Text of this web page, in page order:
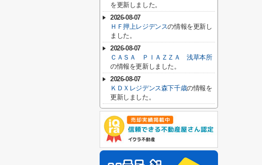
を更新しました。
2026-08-07
ＨＦ押上レジデンスの情報を更新し
ました。
2026-08-07
ＣＡＳＡ ＰＩＡＺＺＡ 浅草本所
の情報を更新しました。
2026-08-07
ＫＤＸレジデンス森下千歳の情報を
更新しました。